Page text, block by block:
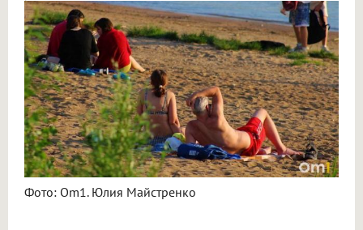
Фото: Om1. Юлия Майстренко